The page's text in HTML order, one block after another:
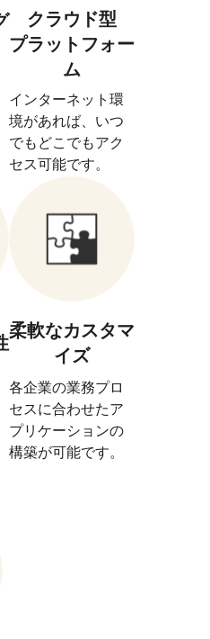
クラウド型
プラットフォー
ム
インターネット環
境があれば、いつ
でもどこでもアク
セス可能です。
柔軟なカスタマ
イズ
各企業の業務プロ
セスに合わせたア
プリケーションの
構築が可能です。